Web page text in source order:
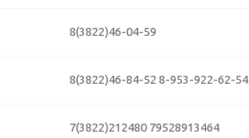
8(3822)46-04-59
8(3822)46-84-52 8-953-922-62-54
7(3822)212480 79528913464